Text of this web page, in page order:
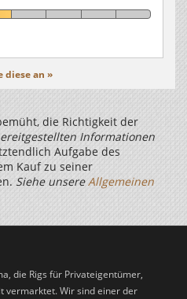
diese an »
die Richtigkeit der
Informationen
Aufgabe des
Kauf zu seiner
Siehe unsereAllgemeinen
die Rigs für Privateigentümer,
vermarktet. Wir sind einer der